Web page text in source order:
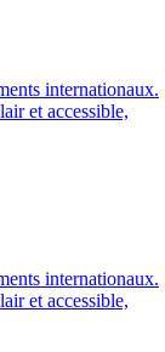
internationaux.
et accessible,
internationaux.
et accessible,